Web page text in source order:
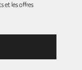
et les offres